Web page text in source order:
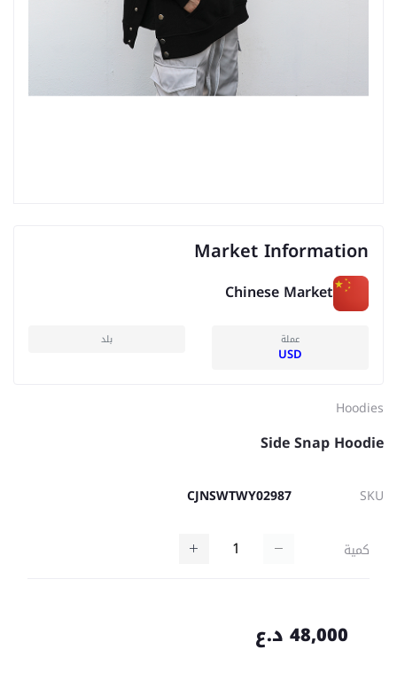
Market Information
Chinese Market
عملة
USD
بلد
Hoodies
Side Snap Hoodie
SKU
CJNSWTWY02987
كمية
48,000 د.ع